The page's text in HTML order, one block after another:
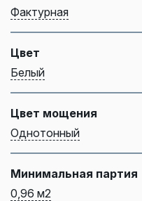
Фактурная
Цвет
Белый
Цвет мощения
Однотонный
Минимальная партия
0,96 м2